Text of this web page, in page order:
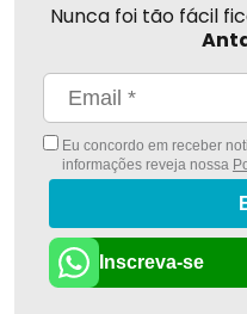
Nunca foi tão fácil
Eu concordo em receber
informações reveja nossa
Inscreva-se